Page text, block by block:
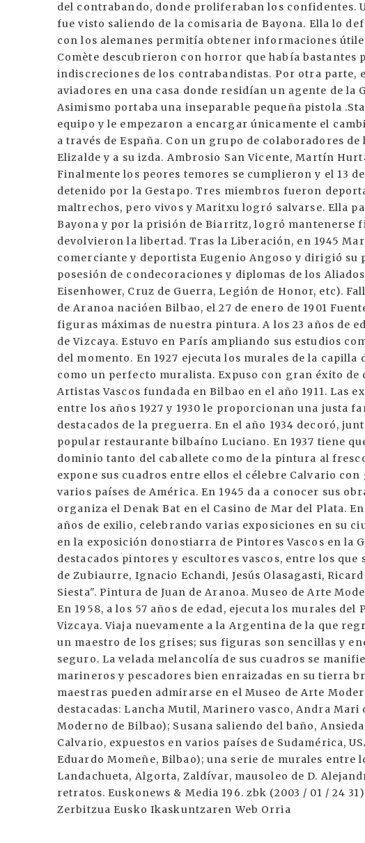
del contrabando, donde proliferaban los confidentes.
fue visto saliendo de la comisaria de Bayona. Ella lo
con los alemanes permitía obtener informaciones
Comète descubrieron con horror que había bastantes
indiscreciones de los contrabandistas. Por otra parte,
aviadores en una casa donde residían un agente de la
Asimismo portaba una inseparable pequeña pistola
equipo y le empezaron a encargar únicamente el
a través de España. Con un grupo de colaboradores de
Elizalde y a su izda. Ambrosio San Vicente, Martín
Finalmente los peores temores se cumplieron y el 13
detenido por la Gestapo. Tres miembros fueron
maltrechos, pero vivos y Maritxu logró salvarse. Ella
Bayona y por la prisión de Biarritz, logró mantenerse
devolvieron la libertad. Tras la Liberación, en 1945
comerciante y deportista Eugenio Angoso y dirigió su
posesión de condecoraciones y diplomas de los
Eisenhower, Cruz de Guerra, Legión de Honor, etc).
de Aranoa nacióen Bilbao, el 27 de enero de 1901
figuras máximas de nuestra pintura. A los 23 años de
de Vizcaya. Estuvo en París ampliando sus estudios
del momento. En 1927 ejecuta los murales de la
como un perfecto muralista. Expuso con gran éxito
Artistas Vascos fundada en Bilbao en el año 1911. Las
entre los años 1927 y 1930 le proporcionan una justa
destacados de la preguerra. En el año 1934 decoró,
popular restaurante bilbaíno Luciano. En 1937 tiene
dominio tanto del caballete como de la pintura al
expone sus cuadros entre ellos el célebre Calvario
varios países de América. En 1945 da a conocer sus
organiza el Denak Bat en el Casino de Mar del Plata.
años de exilio, celebrando varias exposiciones en su
en la exposición donostiarra de Pintores Vascos en la
destacados pintores y escultores vascos, entre los
de Zubiaurre, Ignacio Echandi, Jesús Olasagasti,
Siesta". Pintura de Juan de Aranoa. Museo de Arte
En 1958, a los 57 años de edad, ejecuta los murales
Vizcaya. Viaja nuevamente a la Argentina de la que
un maestro de los grises; sus figuras son sencillas y
seguro. La velada melancolía de sus cuadros se
marineros y pescadores bien enraizadas en su tierra
maestras pueden admirarse en el Museo de Arte
destacadas: Lancha Mutil, Marinero vasco, Andra Mari
Moderno de Bilbao); Susana saliendo del baño,
Calvario, expuestos en varios países de Sudamérica,
Eduardo Momeñe, Bilbao); una serie de murales entre
Landachueta, Algorta, Zaldívar, mausoleo de D.
retratos. Euskonews & Media 196. zbk (2003 / 01 / 24
Zerbitzua Eusko Ikaskuntzaren Web Orria